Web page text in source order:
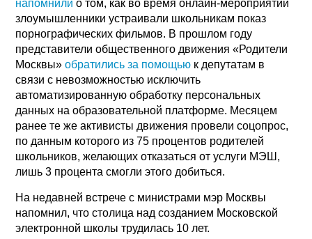
напомнили о том, как во время онлайн-мероприятий
злоумышленники устраивали школьникам показ
порнографических фильмов. В прошлом году
представители общественного движения «Родители
Москвы»обратились за помощью к депутатам в
связи с невозможностью исключить
автоматизированную обработку персональных
данных на образовательной платформе. Месяцем
ранее те же активисты движения провели соцопрос,
по данным которого из 75 процентов родителей
школьников, желающих отказаться от услуги МЭШ,
лишь 3 процента смогли этого добиться.
На недавней встрече с министрами мэр Москвы
напомнил, что столица над созданием Московской
электронной школы трудилась 10 лет.